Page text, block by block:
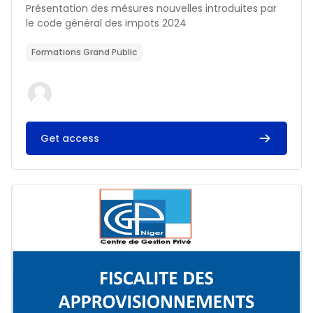
Résumé du cours :
Présentation des mésures nouvelles introduites par
le code général des impots 2024
Formations Grand Public
Get access
Image du cours FISCALITE DES APPROVISIONNEMENTS